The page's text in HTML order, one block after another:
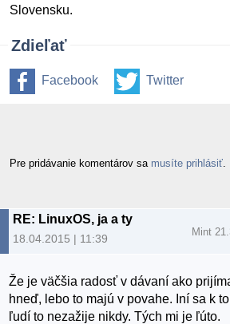
Slovensku.
Zdieľať
Facebook Twitter
Pre pridávanie komentárov sa musíte prihlásiť
RE: LinuxOS, ja a ty
18.04.2015 | 11:39
Mint
Že je väčšia radosť v dávaní ako
hneď, lebo to majú v povahe. Iní sa k
ľudí to nezažije nikdy. Tých mi je ľúto.